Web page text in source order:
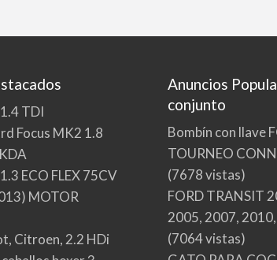
TDI
Focus MK2 1.8
ECO FLEX 75CV
MOTOR
Citroen, 2.2 HDi
Anuncios
conjunto
Bombín con llave
TOURNEO
(7678 vistas)
FORD TRANSIT
2005, 2007,
(7064 vistas)